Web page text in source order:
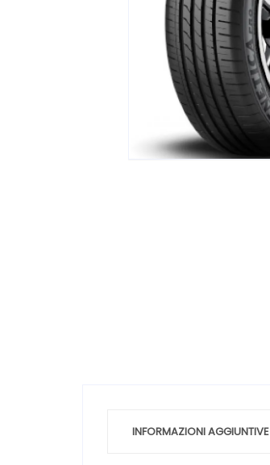
INFORMAZIONI AGGIUNTIVE